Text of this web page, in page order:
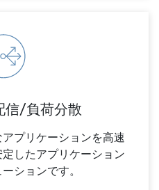
信/負荷分散
プリケーションを高速
したアプリケーション
ションです。